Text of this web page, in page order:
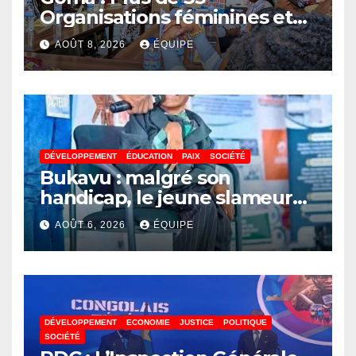
Organisations féminines et
associations des jeunes
réunies pour parler paix
AOÛT 8, 2026 ÉQUIPE
DÉVELOPPEMENT ÉDUCATION PAIX SOCIÉTÉ
Bukavu : malgré son
handicap, le jeune slameur
Akonkwa Kenyata Bernard
lance un appel à la solidarité
pour poursuivre ses études
AOÛT 6, 2026 ÉQUIPE
DÉVELOPPEMENT ECONOMIE JUSTICE
POLITIQUE
SOCIÉTÉ